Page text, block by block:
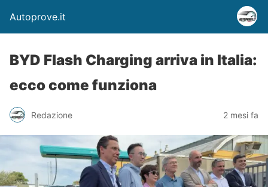
Autoprove.it
BYD Flash Charging arriva in Italia:
ecco come funziona
Redazione 2 mesi fa